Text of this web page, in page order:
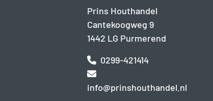
Prins Houthandel
Cantekoogweg 9
1442 LG Purmerend
0299-421414
info@prinshouthandel.nl